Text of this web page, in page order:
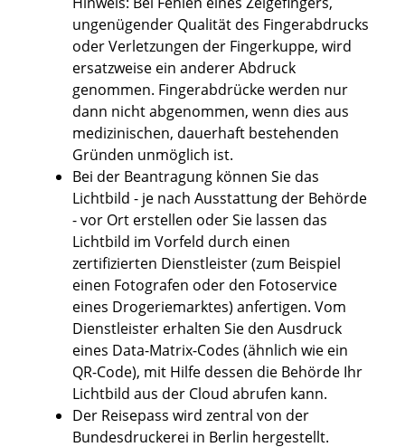
ungenügender Qualität des Fingerabdrucks
oder Verletzungen der Fingerkuppe, wird
ersatzweise ein anderer Abdruck
genommen. Fingerabdrücke werden nur
dann nicht abgenommen, wenn dies aus
medizinischen, dauerhaft bestehenden
Gründen unmöglich ist.
Bei der Beantragung können Sie das
Lichtbild - je nach Ausstattung der Behörde
- vor Ort erstellen oder Sie lassen das
Lichtbild im Vorfeld durch einen
zertifizierten Dienstleister (zum Beispiel
einen Fotografen oder den Fotoservice
eines Drogeriemarktes) anfertigen. Vom
Dienstleister erhalten Sie den Ausdruck
eines Data-Matrix-Codes (ähnlich wie ein
QR-Code), mit Hilfe dessen die Behörde Ihr
Lichtbild aus der Cloud abrufen kann.
Der Reisepass wird zentral von der
Bundesdruckerei in Berlin hergestellt.